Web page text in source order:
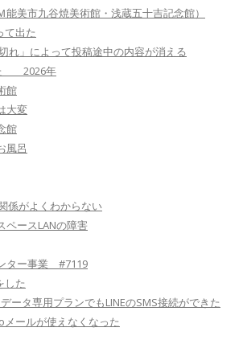
能美市九谷焼美術館・浅蔵五十吉記念館）
て出た
れ」によって投稿途中の内容が消える
2026年
館
大変
館
風呂
係がよくわからない
ペースLANの障害
ター事業 #7119
した
ータ専用プランでもLINEのSMS接続ができた
ールが使えなくなった